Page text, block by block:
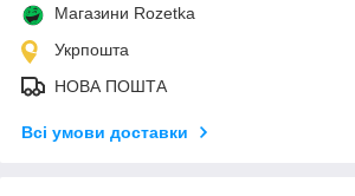
Магазини Rozetka
Укрпошта
НОВА ПОШТА
Всі умови доставки